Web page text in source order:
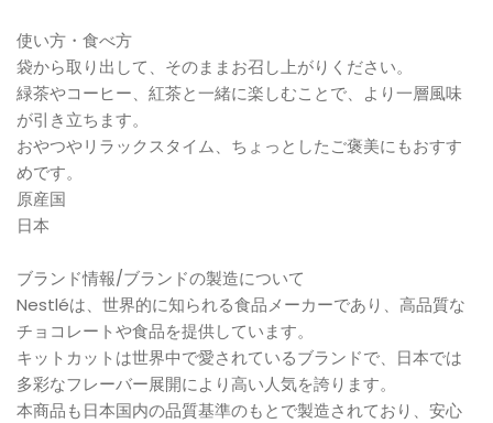
使い方・食べ方
袋から取り出して、そのままお召し上がりください。
緑茶やコーヒー、紅茶と一緒に楽しむことで、より一層風味
が引き立ちます。
おやつやリラックスタイム、ちょっとしたご褒美にもおすす
めです。
原産国
日本
ブランド情報/ブランドの製造について
Nestléは、世界的に知られる食品メーカーであり、高品質な
チョコレートや食品を提供しています。
キットカットは世界中で愛されているブランドで、日本では
多彩なフレーバー展開により高い人気を誇ります。
本商品も日本国内の品質基準のもとで製造されており、安心